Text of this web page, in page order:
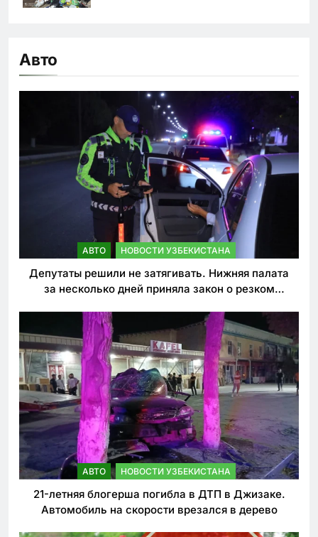
Авто
АВТО НОВОСТИ УЗБЕКИСТАНА
Депутаты решили не затягивать. Нижняя палата
за несколько дней приняла закон о резком
АВТО НОВОСТИ УЗБЕКИСТАНА
21-летняя блогерша погибла в ДТП в Джизаке.
Автомобиль на скорости врезался в дерево